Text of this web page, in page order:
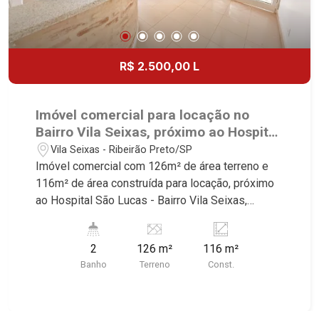
R$ 2.500,00 L
Imóvel comercial para locação no
Bairro Vila Seixas, próximo ao Hospital
São Lucas - Ribeirão Preto/SP.
Vila Seixas - Ribeirão Preto/SP
Imóvel comercial com 126m² de área terreno e
116m² de área construída para locação, próximo
ao Hospital São Lucas - Bairro Vila Seixas,
deste imóvel que a Martinelli Imobiliária
selecionou para você: - 126m² de área terreno e
116m² de área construída - Recepção para 6
2
Banho
126 m²
Terreno
116 m²
Const.